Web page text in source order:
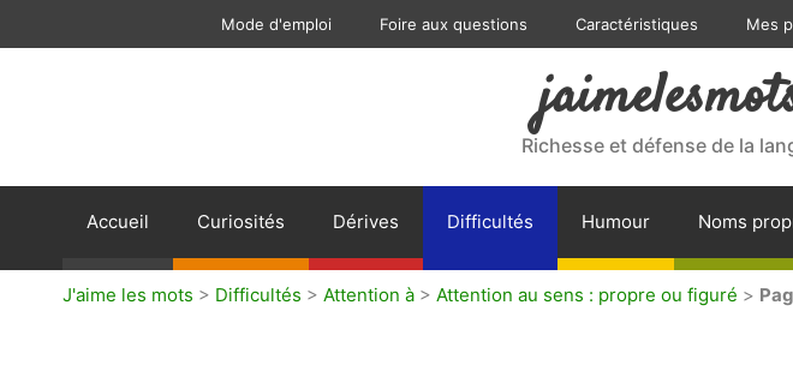
Mode d'emploi Foire aux questions Caractéristiques Mes
Richesse et défense de la
Accueil Curiosités Dérives Difficultés Humour Noms
J'aime les mots > Difficultés > Attention à > Attention au sens : propre ou figuré >